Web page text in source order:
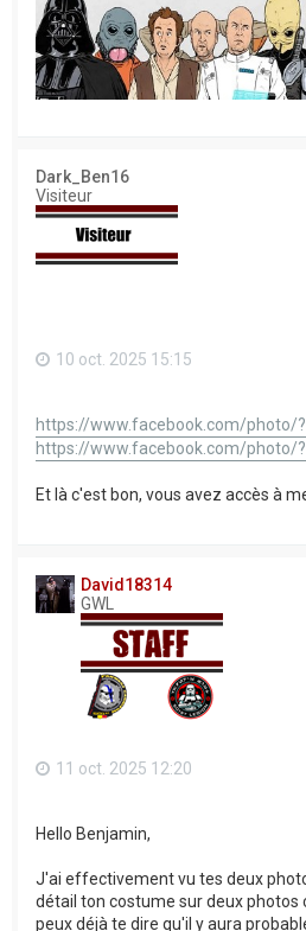
Dark_Ben16
Visiteur
10 oct. 2025 15:15
https://www.facebook.com/photo/
https://www.facebook.com/photo/
Et là c'est bon, vous avez accès à
David18314
GWL
11 oct. 2025 12:20
Hello Benjamin,
J'ai effectivement vu tes deux
détail ton costume sur deux photos
peux déjà te dire qu'il y aura